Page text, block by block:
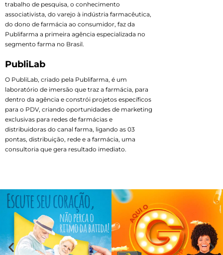
trabalho de pesquisa, o conhecimento
associativista, do varejo à indústria farmacêutica,
do dono de farmácia ao consumidor, faz da
Publifarma a primeira agência especializada no
segmento farma no Brasil.
PubliLab
O PubliLab, criado pela Publifarma, é um
laboratório de imersão que traz a farmácia, para
dentro da agência e constrói projetos específicos
para o PDV, criando oportunidades de marketing
exclusivas para redes de farmácias e
distribuidoras do canal farma, ligando as 03
pontas, distribuição, rede e a farmácia, uma
consultoria que gera resultado imediato.